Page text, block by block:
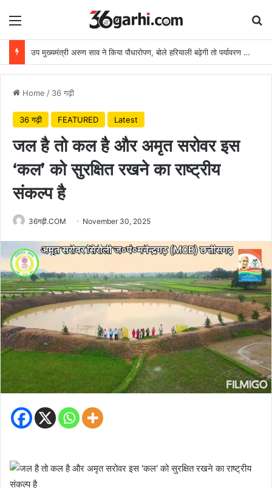
Menu
उप मुख्यमंत्री अरुण साव ने किया पौधारोपण, बोले हरियाली बढ़ेगी तो पर्यावरण भी स्वस्थ और सुंदर बनेगा
Home / 36 गढ़ी
36 गढ़ी FEATURED Latest
जल है तो कल है और अमृत सरोवर इस
‘कल’ को सुरक्षित रखने का राष्ट्रीय
संकल्प है
36गढ़ी.COM November 30, 2025